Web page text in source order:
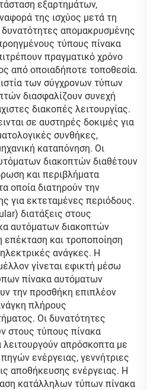
εξαρτημάτων,
της ισχύος μετά τη
απομακρυσμένης
τύπους πίνακα
πραγματικό χρόνο
από οποιαδήποτε τοποθεσία.
των σύγχρονων τύπων
διασφαλίζουν συνεχή
διακοπές λειτουργίας.
σε αυστηρές δοκιμές για
συνθήκες,
καταπόνηση. Οι
διακοπτών διαθέτουν
και περιβλήματα
οποία διατηρούν την
για εκτεταμένες περιόδους.
διατάξεις στους
αυτόματων διακοπτών
επέκταση και τροποποίηση
ανάγκες. Η
γίνεται εφικτή μέσω
πίνακα αυτόματων
την προσθήκη επιπλέον
πλήρους
Οι δυνατότητες
στους τύπους πίνακα
απρόσκοπτα με
ενέργειας, γεννήτριες
αποθήκευσης ενέργειας. Η
κατάλληλων τύπων πίνακα